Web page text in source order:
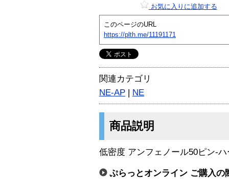
お気に入りに追加する
このページのURL
https://plth.me/11191171
関連カテゴリ
NE-AP | NE
商品説明
低密度 アンフェノール50ピン-
ぷらっとオンライン ご購入の